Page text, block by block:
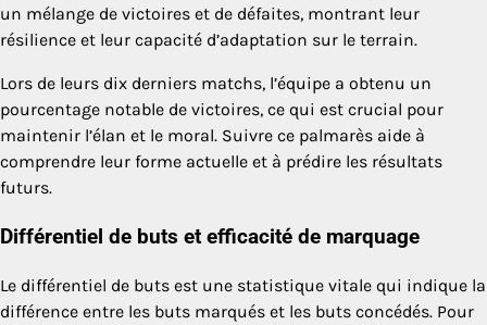
un mélange de victoires et de défaites, montrant leur
résilience et leur capacité d’adaptation sur le terrain.
Lors de leurs dix derniers matchs, l’équipe a obtenu un
pourcentage notable de victoires, ce qui est crucial pour
maintenir l’élan et le moral. Suivre ce palmarès aide à
comprendre leur forme actuelle et à prédire les résultats
futurs.
Différentiel de buts et efficacité de marquage
Le différentiel de buts est une statistique vitale qui indique la
différence entre les buts marqués et les buts concédés. Pour